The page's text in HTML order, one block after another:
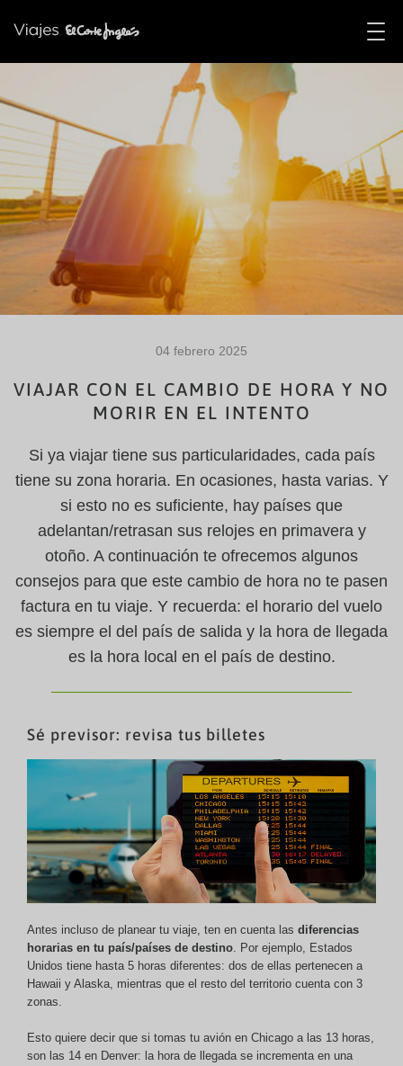
04 febrero 2025
VIAJAR CON EL CAMBIO DE HORA Y NO
MORIR EN EL INTENTO
Si ya viajar tiene sus particularidades, cada país
tiene su zona horaria. En ocasiones, hasta varias. Y
si esto no es suficiente, hay países que
adelantan/retrasan sus relojes en primavera y
otoño. A continuación te ofrecemos algunos
consejos para que este cambio de hora no te pasen
factura en tu viaje. Y recuerda: el horario del vuelo
es siempre el del país de salida y la hora de llegada
es la hora local en el país de destino.
Sé previsor: revisa tus billetes
Antes incluso de planear tu viaje, ten en cuenta las diferencias
horarias en tu país/países de destino. Por ejemplo, Estados
Unidos tiene hasta 5 horas diferentes: dos de ellas pertenecen a
Hawaii y Alaska, mientras que el resto del territorio cuenta con 3
zonas.
Esto quiere decir que si tomas tu avión en Chicago a las 13 horas,
son las 14 en Denver: la hora de llegada se incrementa en una